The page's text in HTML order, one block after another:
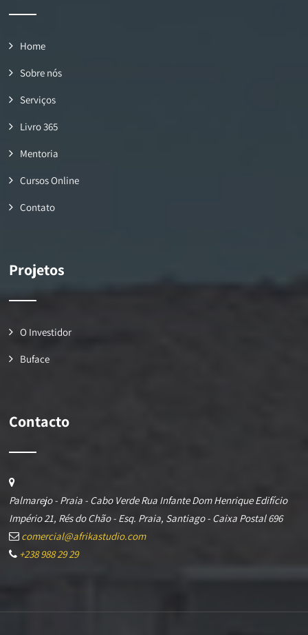
Home
Sobre nós
Serviços
Livro 365
Mentoria
Cursos Online
Contato
Projetos
O Investidor
Buface
Contacto
Palmarejo - Praia - Cabo Verde Rua Infante Dom Henrique Edifício
Império 21, Rés do Chão - Esq. Praia, Santiago - Caixa Postal 696
comercial@afrikastudio.com
+238 988 29 29